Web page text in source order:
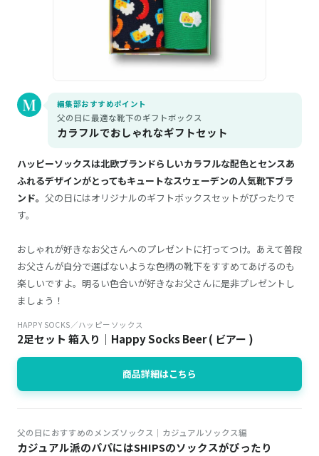
編集部おすすめポイント
父の日に最適な靴下のギフトボックス
カラフルでおしゃれなギフトセット
ハッピーソックスは北欧ブランドらしいカラフルな配色とセンスあ
ふれるデザインがとってもキュートなスウェーデンの人気靴下ブラ
ンド。 父の日にはオリジナルのギフトボックスセットがぴったりで
す。
おしゃれが好きなお父さんへのプレゼントに打ってつけ。あえて普段
お父さんが自分で選ばないような色柄の靴下をすすめてあげるのも
楽しいですよ。明るい色合いが好きなお父さんに是非プレゼントし
ましょう！
HAPPY SOCKS／ハッピーソックス
2足セット 箱入り｜Happy Socks Beer ( ビアー )
商品詳細はこちら
父の日におすすめのメンズソックス│カジュアルソックス編
カジュアル派のパパにはSHIPSのソックスがぴったり